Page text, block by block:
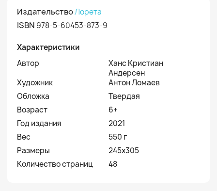
ИздательствоЛорета
ISBN 978-5-60453-873-9
Характеристики
Автор
Ханс Кристиан
Андерсен
Художник
Антон Ломаев
Обложка
Твердая
Возраст
6+
Год издания
2021
Вес
550 г
Размеры
245х305
Количество страниц
48